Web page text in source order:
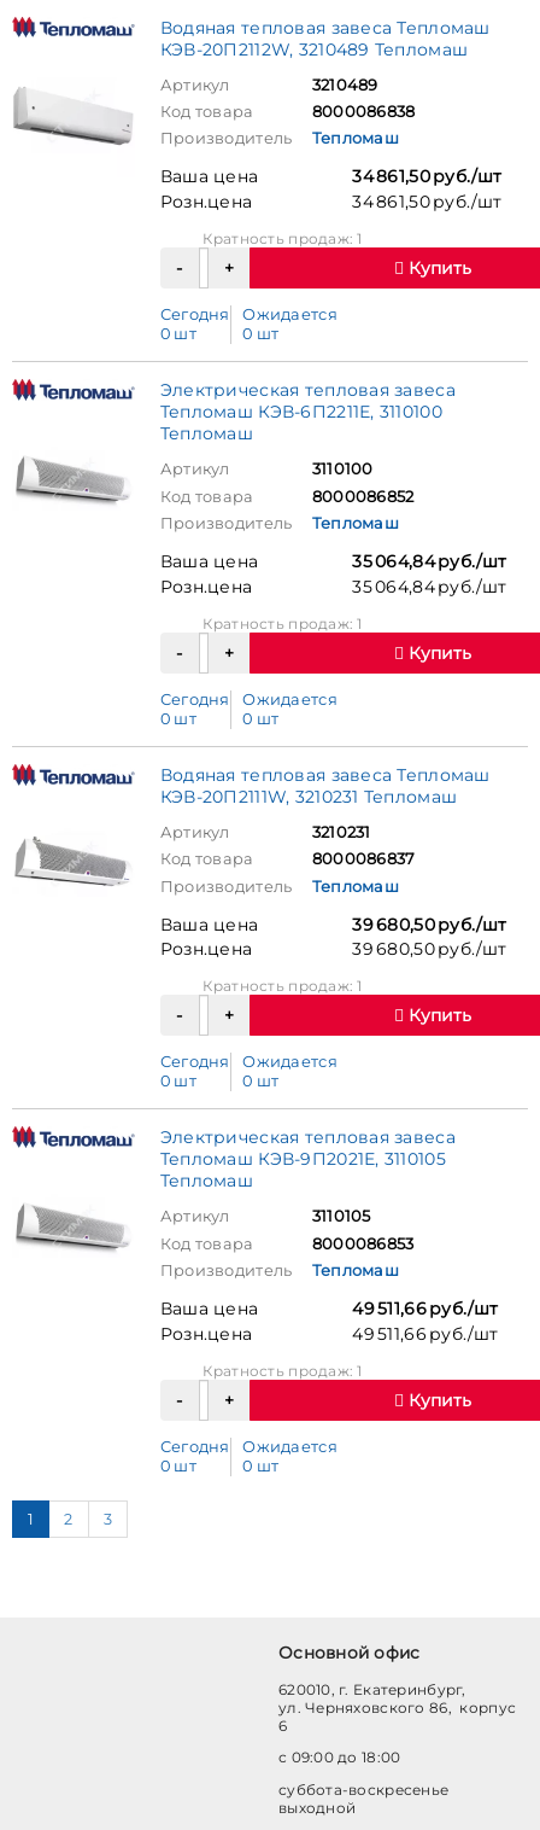
Водяная тепловая завеса Тепломаш
КЭВ-20П2112W, 3210489 Тепломаш
Артикул
3210489
Код товара
8000086838
Производитель
Тепломаш
Ваша цена
34 861,50 руб./шт
Розн.цена
34 861,50 руб./шт
Кратность продаж: 1
Купить
Сегодня
0 шт
Ожидается
0 шт
Электрическая тепловая завеса
Тепломаш КЭВ-6П2211Е, 3110100
Тепломаш
Артикул
3110100
Код товара
8000086852
Производитель
Тепломаш
Ваша цена
35 064,84 руб./шт
Розн.цена
35 064,84 руб./шт
Кратность продаж: 1
Купить
Сегодня
0 шт
Ожидается
0 шт
Водяная тепловая завеса Тепломаш
КЭВ-20П2111W, 3210231 Тепломаш
Артикул
3210231
Код товара
8000086837
Производитель
Тепломаш
Ваша цена
39 680,50 руб./шт
Розн.цена
39 680,50 руб./шт
Кратность продаж: 1
Купить
Сегодня
0 шт
Ожидается
0 шт
Электрическая тепловая завеса
Тепломаш КЭВ-9П2021Е, 3110105
Тепломаш
Артикул
3110105
Код товара
8000086853
Производитель
Тепломаш
Ваша цена
49 511,66 руб./шт
Розн.цена
49 511,66 руб./шт
Кратность продаж: 1
Купить
Сегодня
0 шт
Ожидается
0 шт
1 2 3
Основной офис
620010, г. Екатеринбург,
ул. Черняховского 86, корпус
6
с 09:00 до 18:00
суббота-воскресенье
выходной